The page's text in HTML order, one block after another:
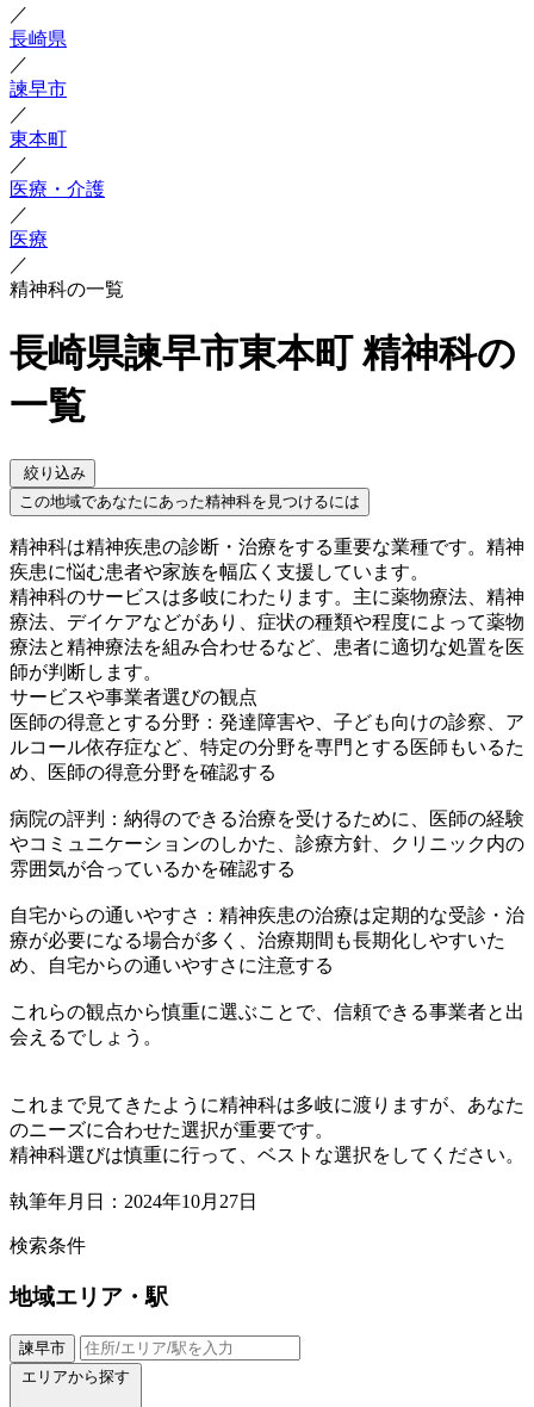
／
長崎県
／
諫早市
／
東本町
／
医療・介護
／
医療
／
精神科の一覧
長崎県諫早市東本町 精神科の
一覧
絞り込み
この地域であなたにあった精神科を見つけるには
精神科は精神疾患の診断・治療をする重要な業種です。精神
疾患に悩む患者や家族を幅広く支援しています。
精神科のサービスは多岐にわたります。主に薬物療法、精神
療法、デイケアなどがあり、症状の種類や程度によって薬物
療法と精神療法を組み合わせるなど、患者に適切な処置を医
師が判断します。
サービスや事業者選びの観点
医師の得意とする分野：発達障害や、子ども向けの診察、ア
ルコール依存症など、特定の分野を専門とする医師もいるた
め、医師の得意分野を確認する
病院の評判：納得のできる治療を受けるために、医師の経験
やコミュニケーションのしかた、診療方針、クリニック内の
雰囲気が合っているかを確認する
自宅からの通いやすさ：精神疾患の治療は定期的な受診・治
療が必要になる場合が多く、治療期間も長期化しやすいた
め、自宅からの通いやすさに注意する
これらの観点から慎重に選ぶことで、信頼できる事業者と出
会えるでしょう。
これまで見てきたように精神科は多岐に渡りますが、あなた
のニーズに合わせた選択が重要です。
精神科選びは慎重に行って、ベストな選択をしてください。
執筆年月日：2024年10月27日
検索条件
地域エリア・駅
諫早市
エリアから探す